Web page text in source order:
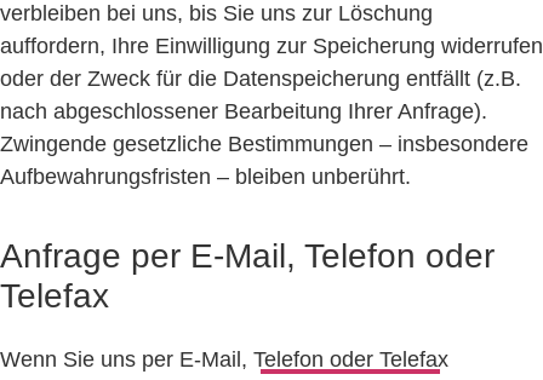
verbleiben bei uns, bis Sie uns zur Löschung
auffordern, Ihre Einwilligung zur Speicherung widerrufen
oder der Zweck für die Datenspeicherung entfällt (z.B.
nach abgeschlossener Bearbeitung Ihrer Anfrage).
Zwingende gesetzliche Bestimmungen – insbesondere
Aufbewahrungsfristen – bleiben unberührt.
Anfrage per E-Mail, Telefon oder
Telefax
Wenn Sie uns per E-Mail, Telefon oder Telefax